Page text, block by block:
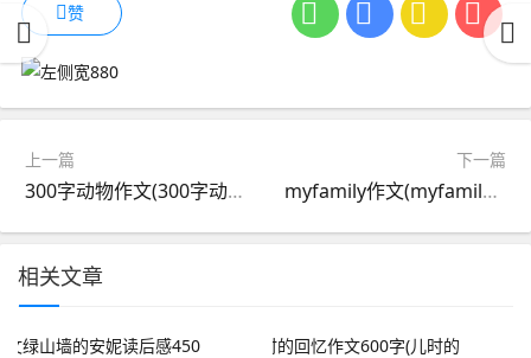
赞
上一篇
300字动物作文(300字动物作文大全三年级)
下一篇
myfamily作文(myfamily作文英语作文6句)
相关文章